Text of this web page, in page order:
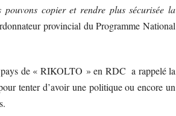
copier et rendre plus sécurisée la
provincial du Programme National
pays de « RIKOLTO » en RDC a rappelé la
tenter d’avoir une politique ou encore un